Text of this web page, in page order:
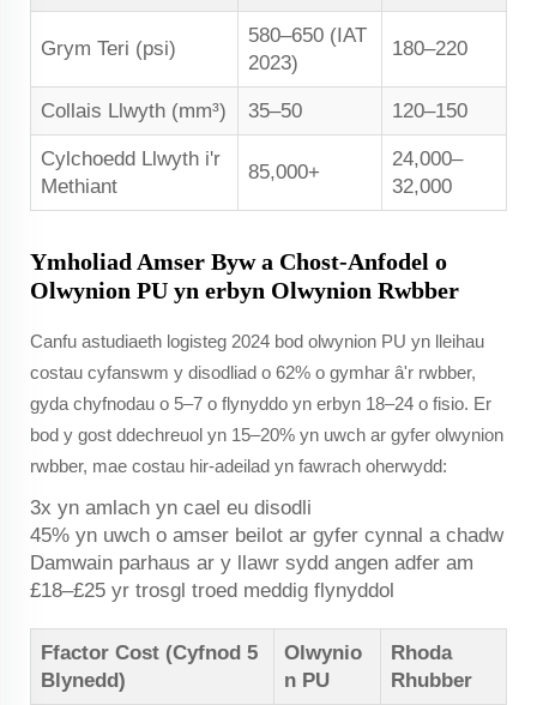
Grym Teri (psi)
580–650 (IAT
2023)
180–220
Collais Llwyth (mm³) 35–50 120–150
Cylchoedd Llwyth i'r
Methiant
85,000+
24,000–
32,000
Ymholiad Amser Byw a Chost-Anfodel o
Olwynion PU yn erbyn Olwynion Rwbber
Canfu astudiaeth logisteg 2024 bod olwynion PU yn lleihau
costau cyfanswm y disodliad o 62% o gymhar â'r rwbber,
gyda chyfnodau o 5–7 o flynyddo yn erbyn 18–24 o fisio. Er
bod y gost ddechreuol yn 15–20% yn uwch ar gyfer olwynion
rwbber, mae costau hir-adeilad yn fawrach oherwydd:
3x yn amlach yn cael eu disodli
45% yn uwch o amser beilot ar gyfer cynnal a chadw
Damwain parhaus ar y llawr sydd angen adfer am
£18–£25 yr trosgl troed meddig flynyddol
Ffactor Cost (Cyfnod 5
Blynedd)
Olwynio
n PU
Rhoda
Rhubber